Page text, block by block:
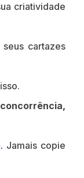
criatividade
cartazes
Jamais copie